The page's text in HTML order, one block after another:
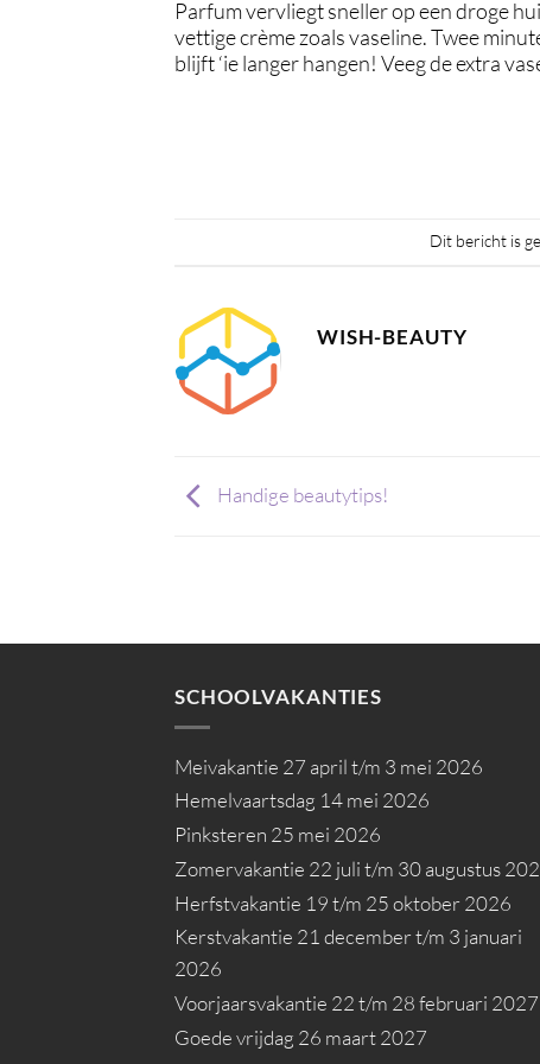
Parfum vervliegt sneller op een droge
vettige crème zoals vaseline. Twee
blijft ‘ie langer hangen! Veeg de extra
Dit bericht is
WISH-BEAUTY
Handige beautytips!
SCHOOLVAKANTIES
Meivakantie 27 april t/m 3 mei 2026
Hemelvaartsdag 14 mei 2026
Pinksteren 25 mei 2026
Zomervakantie 22 juli t/m 30 augustus
Herfstvakantie 19 t/m 25 oktober 2026
Kerstvakantie 21 december t/m 3 januari
2026
Voorjaarsvakantie 22 t/m 28 februari 2027
Goede vrijdag 26 maart 2027